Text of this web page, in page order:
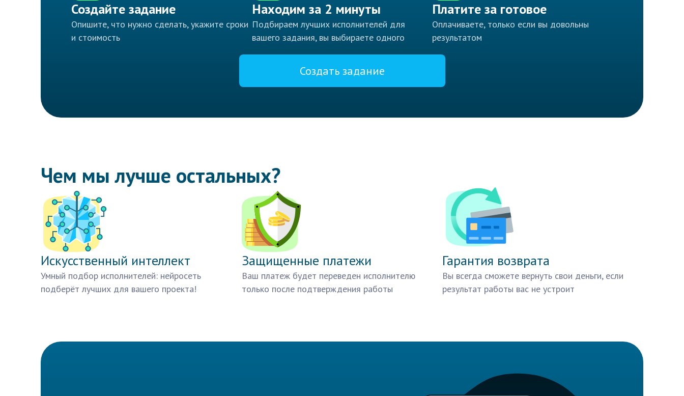
Создайте задание
Опишите, что нужно сделать, укажите сроки
и стоимость
Находим за 2 минуты
Подбираем лучших исполнителей для
вашего задания, вы выбираете одного
Платите за готовое
Оплачиваете, только если вы довольны
результатом
Создать задание
Чем мы лучше остальных?
Искусственный интеллект
Умный подбор исполнителей: нейросеть
подберёт лучших для вашего проекта!
Защищенные платежи
Ваш платеж будет переведен исполнителю
только после подтверждения работы
Гарантия возврата
Вы всегда сможете вернуть свои деньги, если
результат работы вас не устроит